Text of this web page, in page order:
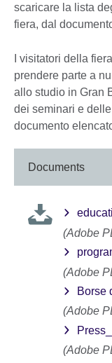
scaricare la lista
fiera, dal
I visitatori della
prendere parte a
allo studio in Gran
dei seminari e
documento
Documents
(Adobe
(Adobe
Borse
(Adobe
(Adobe